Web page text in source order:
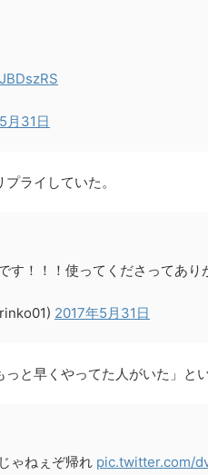
月31日
ライしていた。
す！！！使ってくださってあり
2017年5月31日
と早くやってた人がいた」と
ゃねぇぞ帰れ pic.twitter.com/